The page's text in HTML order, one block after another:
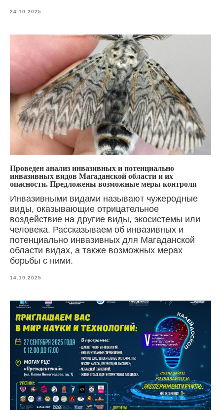
24.10.2025
Проведен анализ инвазивных и потенциально
инвазивных видов Магаданской области и их
опасности. Предложены возможные меры контроля
Инвазивными видами называют чужеродные
виды, оказывающие отрицательное
воздействие на другие виды, экосистемы или
человека. Рассказываем об инвазивных и
потенциально инвазивных для Магаданской
области видах, а также возможных мерах
борьбы с ними.
14.10.2025